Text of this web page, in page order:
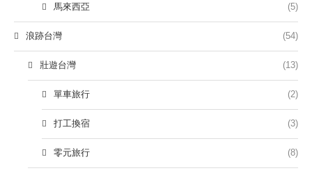
馬來西亞 (5)
浪跡台灣 (54)
壯遊台灣 (13)
單車旅行 (2)
打工換宿 (3)
零元旅行 (8)